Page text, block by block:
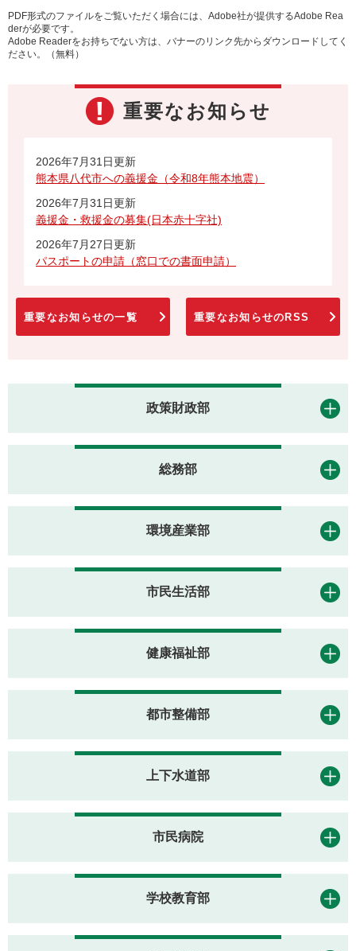
PDF形式のファイルをご覧いただく場合には、Adobe社が提供するAdobe Rea
derが必要です。
Adobe Readerをお持ちでない方は、バナーのリンク先からダウンロードしてく
ださい。（無料）
重要なお知らせ
2026年7月31日更新
熊本県八代市への義援金（令和8年熊本地震）
2026年7月31日更新
義援金・救援金の募集(日本赤十字社)
2026年7月27日更新
パスポートの申請（窓口での書面申請）
重要なお知らせの一覧 重要なお知らせのRSS
政策財政部
総務部
環境産業部
市民生活部
健康福祉部
都市整備部
上下水道部
市民病院
学校教育部